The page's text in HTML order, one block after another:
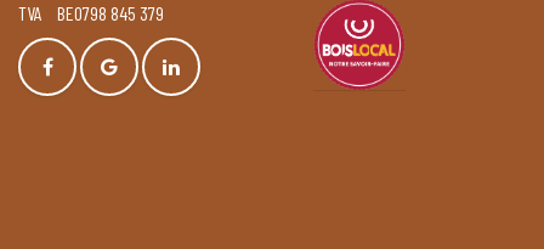
TVA BE0798 845 379